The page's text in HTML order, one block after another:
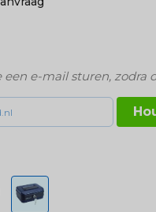
een e-mail sturen, zodra